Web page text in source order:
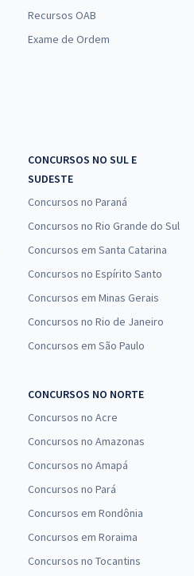
Recursos OAB
Exame de Ordem
CONCURSOS NO SUL E
SUDESTE
Concursos no Paraná
Concursos no Rio Grande do Sul
Concursos em Santa Catarina
Concursos no Espírito Santo
Concursos em Minas Gerais
Concursos no Rio de Janeiro
Concursos em São Paulo
CONCURSOS NO NORTE
Concursos no Acre
Concursos no Amazonas
Concursos no Amapá
Concursos no Pará
Concursos em Rondônia
Concursos em Roraima
Concursos no Tocantins